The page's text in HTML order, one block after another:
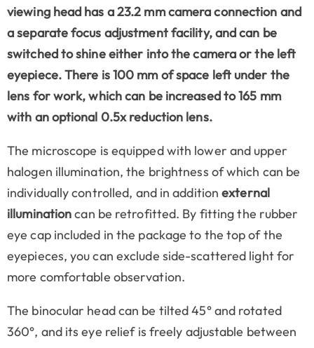
viewing head has a 23.2 mm camera connection and
a separate focus adjustment facility, and can be
switched to shineeither into the camera or the left
eyepiece. There is 100 mm of space left under the
lens for work, which can be increased to 165 mm
with an optional 0.5x reduction lens.
The microscope is equipped with lower and upper
halogen illumination, the brightness of which can be
individually controlled, and in additionexternal
illuminationcan be retrofitted. By fitting the rubber
eye cap included in the package to the top of the
eyepieces, you can exclude side-scattered light for
more comfortable observation.
The binocular head can be tilted 45° and rotated
360°, and its eye relief is freely adjustable between